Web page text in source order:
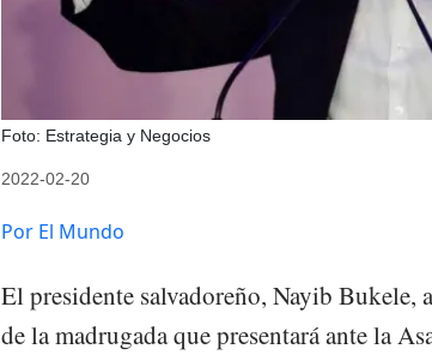
Foto: Estrategia y Negocios
2022-02-20
Por El Mundo
El presidente salvadoreño, Nayib Bukele,
de la madrugada que presentará ante la